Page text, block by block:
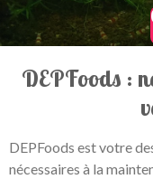
DEPFoods :
DEPFoods est votre
nécessaires à la